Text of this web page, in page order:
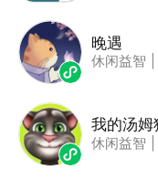
晚遇
休闲益智
我的汤姆
休闲益智